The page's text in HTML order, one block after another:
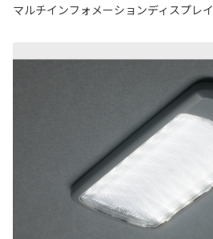
マルチインフォメーションディスプレイ